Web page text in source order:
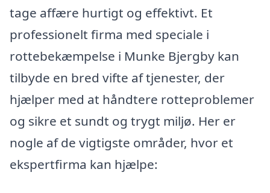
tage affære hurtigt og effektivt. Et
professionelt firma med speciale i
rottebekæmpelse i Munke Bjergby kan
tilbyde en bred vifte af tjenester, der
hjælper med at håndtere rotteproblemer
og sikre et sundt og trygt miljø. Her er
nogle af de vigtigste områder, hvor et
ekspertfirma kan hjælpe: